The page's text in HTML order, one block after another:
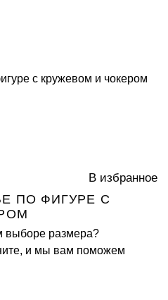
В избранное
ПО ФИГУРЕ С
выборе размера?
и мы вам поможем